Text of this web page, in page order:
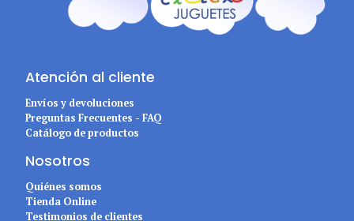
Atención al cliente
Envíos y devoluciones
Preguntas Frecuentes - FAQ
Catálogo de productos
Nosotros
Quiénes somos
Tienda Online
Testimonios de clientes